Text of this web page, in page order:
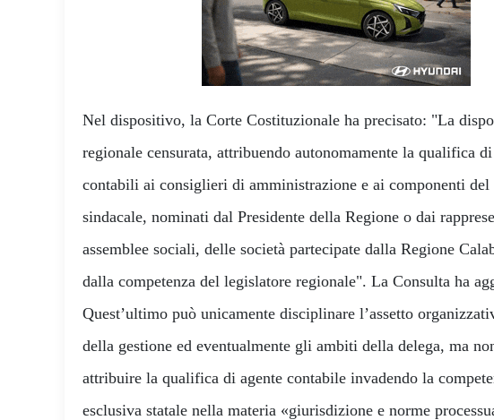
Nel dispositivo, la Corte Costituzionale ha precisato: "La
regionale censurata, attribuendo autonomamente la qualifica
contabili ai consiglieri di amministrazione e ai componenti
sindacale, nominati dal Presidente della Regione o dai
assemblee sociali, delle società partecipate dalla Regione
dalla competenza del legislatore regionale". La Consulta ha
Quest’ultimo può unicamente disciplinare l’assetto
della gestione ed eventualmente gli ambiti della delega, ma
attribuire la qualifica di agente contabile invadendo la
esclusiva statale nella materia «giurisdizione e norme